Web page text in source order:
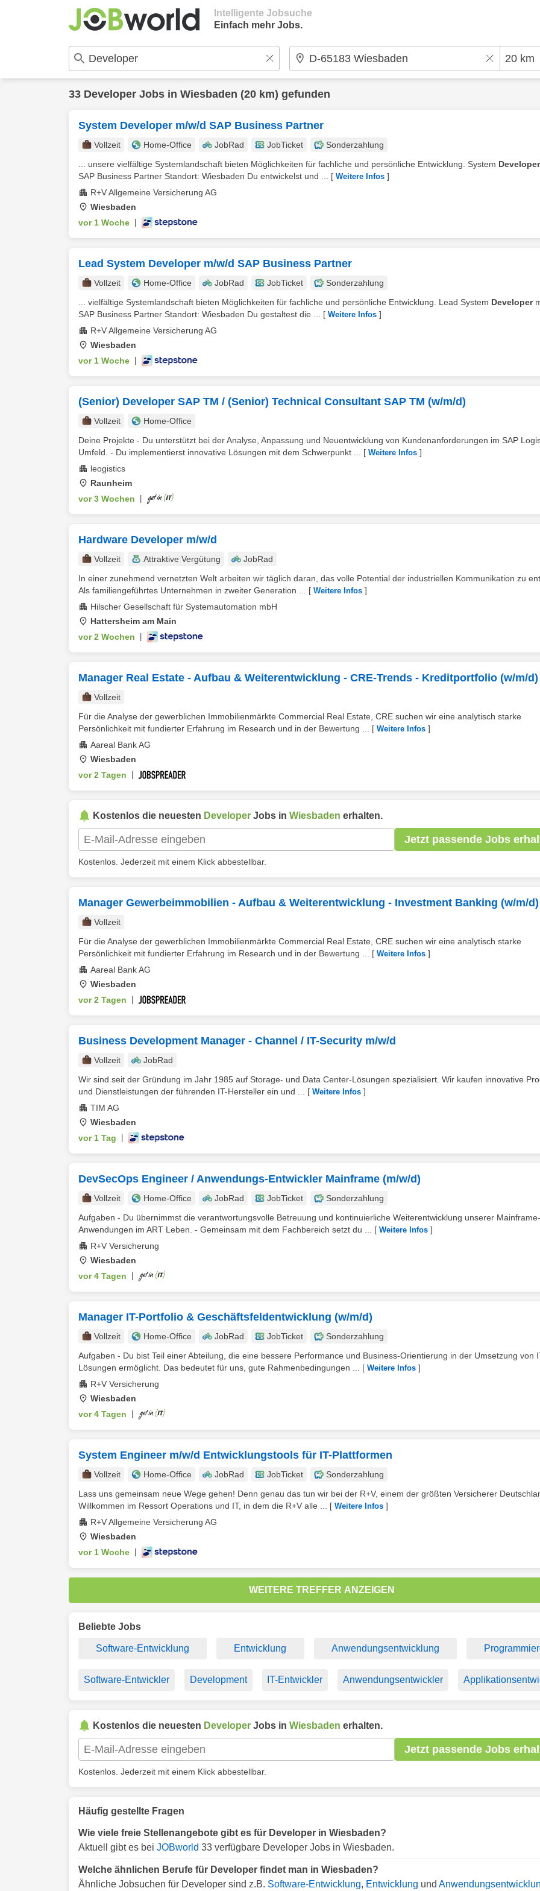
Intelligente Jobsuche
Einfach mehr Jobs.
33 Developer Jobs in Wiesbaden (20 km) gefunden
System Developer m/w/d SAP Business Partner
Vollzeit Home-Office JobRad JobTicket
Sonderzahlung
... unsere vielfältige Systemlandschaft bieten Möglichkeiten für fachliche und persönliche Entwicklung. System Developer
SAP Business Partner Standort: Wiesbaden Du entwickelst und ...
[ Weitere Infos ]
R+V Allgemeine Versicherung AG
Wiesbaden
vor 1 Woche
Lead System Developer m/w/d SAP Business Partner
Vollzeit Home-Office JobRad JobTicket
Sonderzahlung
... vielfältige Systemlandschaft bieten Möglichkeiten für fachliche und persönliche Entwicklung. Lead System Developer
SAP Business Partner Standort: Wiesbaden Du gestaltest die ...
[ Weitere Infos ]
R+V Allgemeine Versicherung AG
Wiesbaden
vor 1 Woche
(Senior) Developer SAP TM / (Senior) Technical Consultant SAP TM (w/m/d)
Vollzeit
Home-Office
Deine Projekte - Du unterstützt bei der Analyse, Anpassung und Neuentwicklung von Kundenanforderungen im SAP
Umfeld. - Du implementierst innovative Lösungen mit dem Schwerpunkt ...
[ Weitere Infos ]
leogistics
Raunheim
vor 3 Wochen
Hardware Developer m/w/d
Vollzeit Attraktive Vergütung
JobRad
In einer zunehmend vernetzten Welt arbeiten wir täglich daran, das volle Potential der industriellen Kommunikation zu
Als familiengeführtes Unternehmen in zweiter Generation ...
[ Weitere Infos ]
Hilscher Gesellschaft für Systemautomation mbH
Hattersheim am Main
vor 2 Wochen
Manager Real Estate - Aufbau & Weiterentwicklung - CRE‑Trends - Kreditportfolio (w/m/d)
Vollzeit
Für die Analyse der gewerblichen Immobilienmärkte Commercial Real Estate, CRE suchen wir eine analytisch starke
Persönlichkeit mit fundierter Erfahrung im Research und in der Bewertung ...
[ Weitere Infos ]
Aareal Bank AG
Wiesbaden
vor 2 Tagen
Kostenlos die neuesten Developer Jobs in Wiesbaden erhalten.
Jetzt passende Jobs
Kostenlos. Jederzeit mit einem Klick abbestellbar.
Manager Gewerbeimmobilien - Aufbau & Weiterentwicklung - Investment Banking (w/m/d)
Vollzeit
Für die Analyse der gewerblichen Immobilienmärkte Commercial Real Estate, CRE suchen wir eine analytisch starke
Persönlichkeit mit fundierter Erfahrung im Research und in der Bewertung ...
[ Weitere Infos ]
Aareal Bank AG
Wiesbaden
vor 2 Tagen
Business Development Manager - Channel / IT-Security m/w/d
Vollzeit
JobRad
Wir sind seit der Gründung im Jahr 1985 auf Storage- und Data Center-Lösungen spezialisiert. Wir kaufen innovative
und Dienstleistungen der führenden IT-Hersteller ein und ...
[ Weitere Infos ]
TIM AG
Wiesbaden
vor 1 Tag
DevSecOps Engineer / Anwendungs-Entwickler Mainframe (m/w/d)
Vollzeit Home-Office JobRad JobTicket
Sonderzahlung
Aufgaben - Du übernimmst die verantwortungsvolle Betreuung und kontinuierliche Weiterentwicklung unserer Mainframe-
Anwendungen im ART Leben. - Gemeinsam mit dem Fachbereich setzt du ...
[ Weitere Infos ]
R+V Versicherung
Wiesbaden
vor 4 Tagen
Manager IT-Portfolio & Geschäftsfeldentwicklung (w/m/d)
Vollzeit Home-Office JobRad JobTicket
Sonderzahlung
Aufgaben - Du bist Teil einer Abteilung, die eine bessere Performance und Business-Orientierung in der Umsetzung von
Lösungen ermöglicht. Das bedeutet für uns, gute Rahmenbedingungen ...
[ Weitere Infos ]
R+V Versicherung
Wiesbaden
vor 4 Tagen
System Engineer m/w/d Entwicklungstools für IT-Plattformen
Vollzeit Home-Office JobRad JobTicket
Sonderzahlung
Lass uns gemeinsam neue Wege gehen! Denn genau das tun wir bei der R+V, einem der größten Versicherer
Willkommen im Ressort Operations und IT, in dem die R+V alle ...
[ Weitere Infos ]
R+V Allgemeine Versicherung AG
Wiesbaden
vor 1 Woche
WEITERE TREFFER ANZEIGEN
Beliebte Jobs
Software-Entwicklung Entwicklung Anwendungsentwicklung
Software-Entwickler Development IT-Entwickler Anwendungsentwickler
Kostenlos die neuesten Developer Jobs in Wiesbaden erhalten.
Jetzt passende Jobs
Kostenlos. Jederzeit mit einem Klick abbestellbar.
Häufig gestellte Fragen
Wie viele freie Stellenangebote gibt es für Developer in Wiesbaden?
Aktuell gibt es bei JOBworld 33 verfügbare Developer Jobs in Wiesbaden.
Welche ähnlichen Berufe für Developer findet man in Wiesbaden?
Ähnliche Jobsuchen für Developer sind z.B. Software-Entwicklung, Entwicklung und